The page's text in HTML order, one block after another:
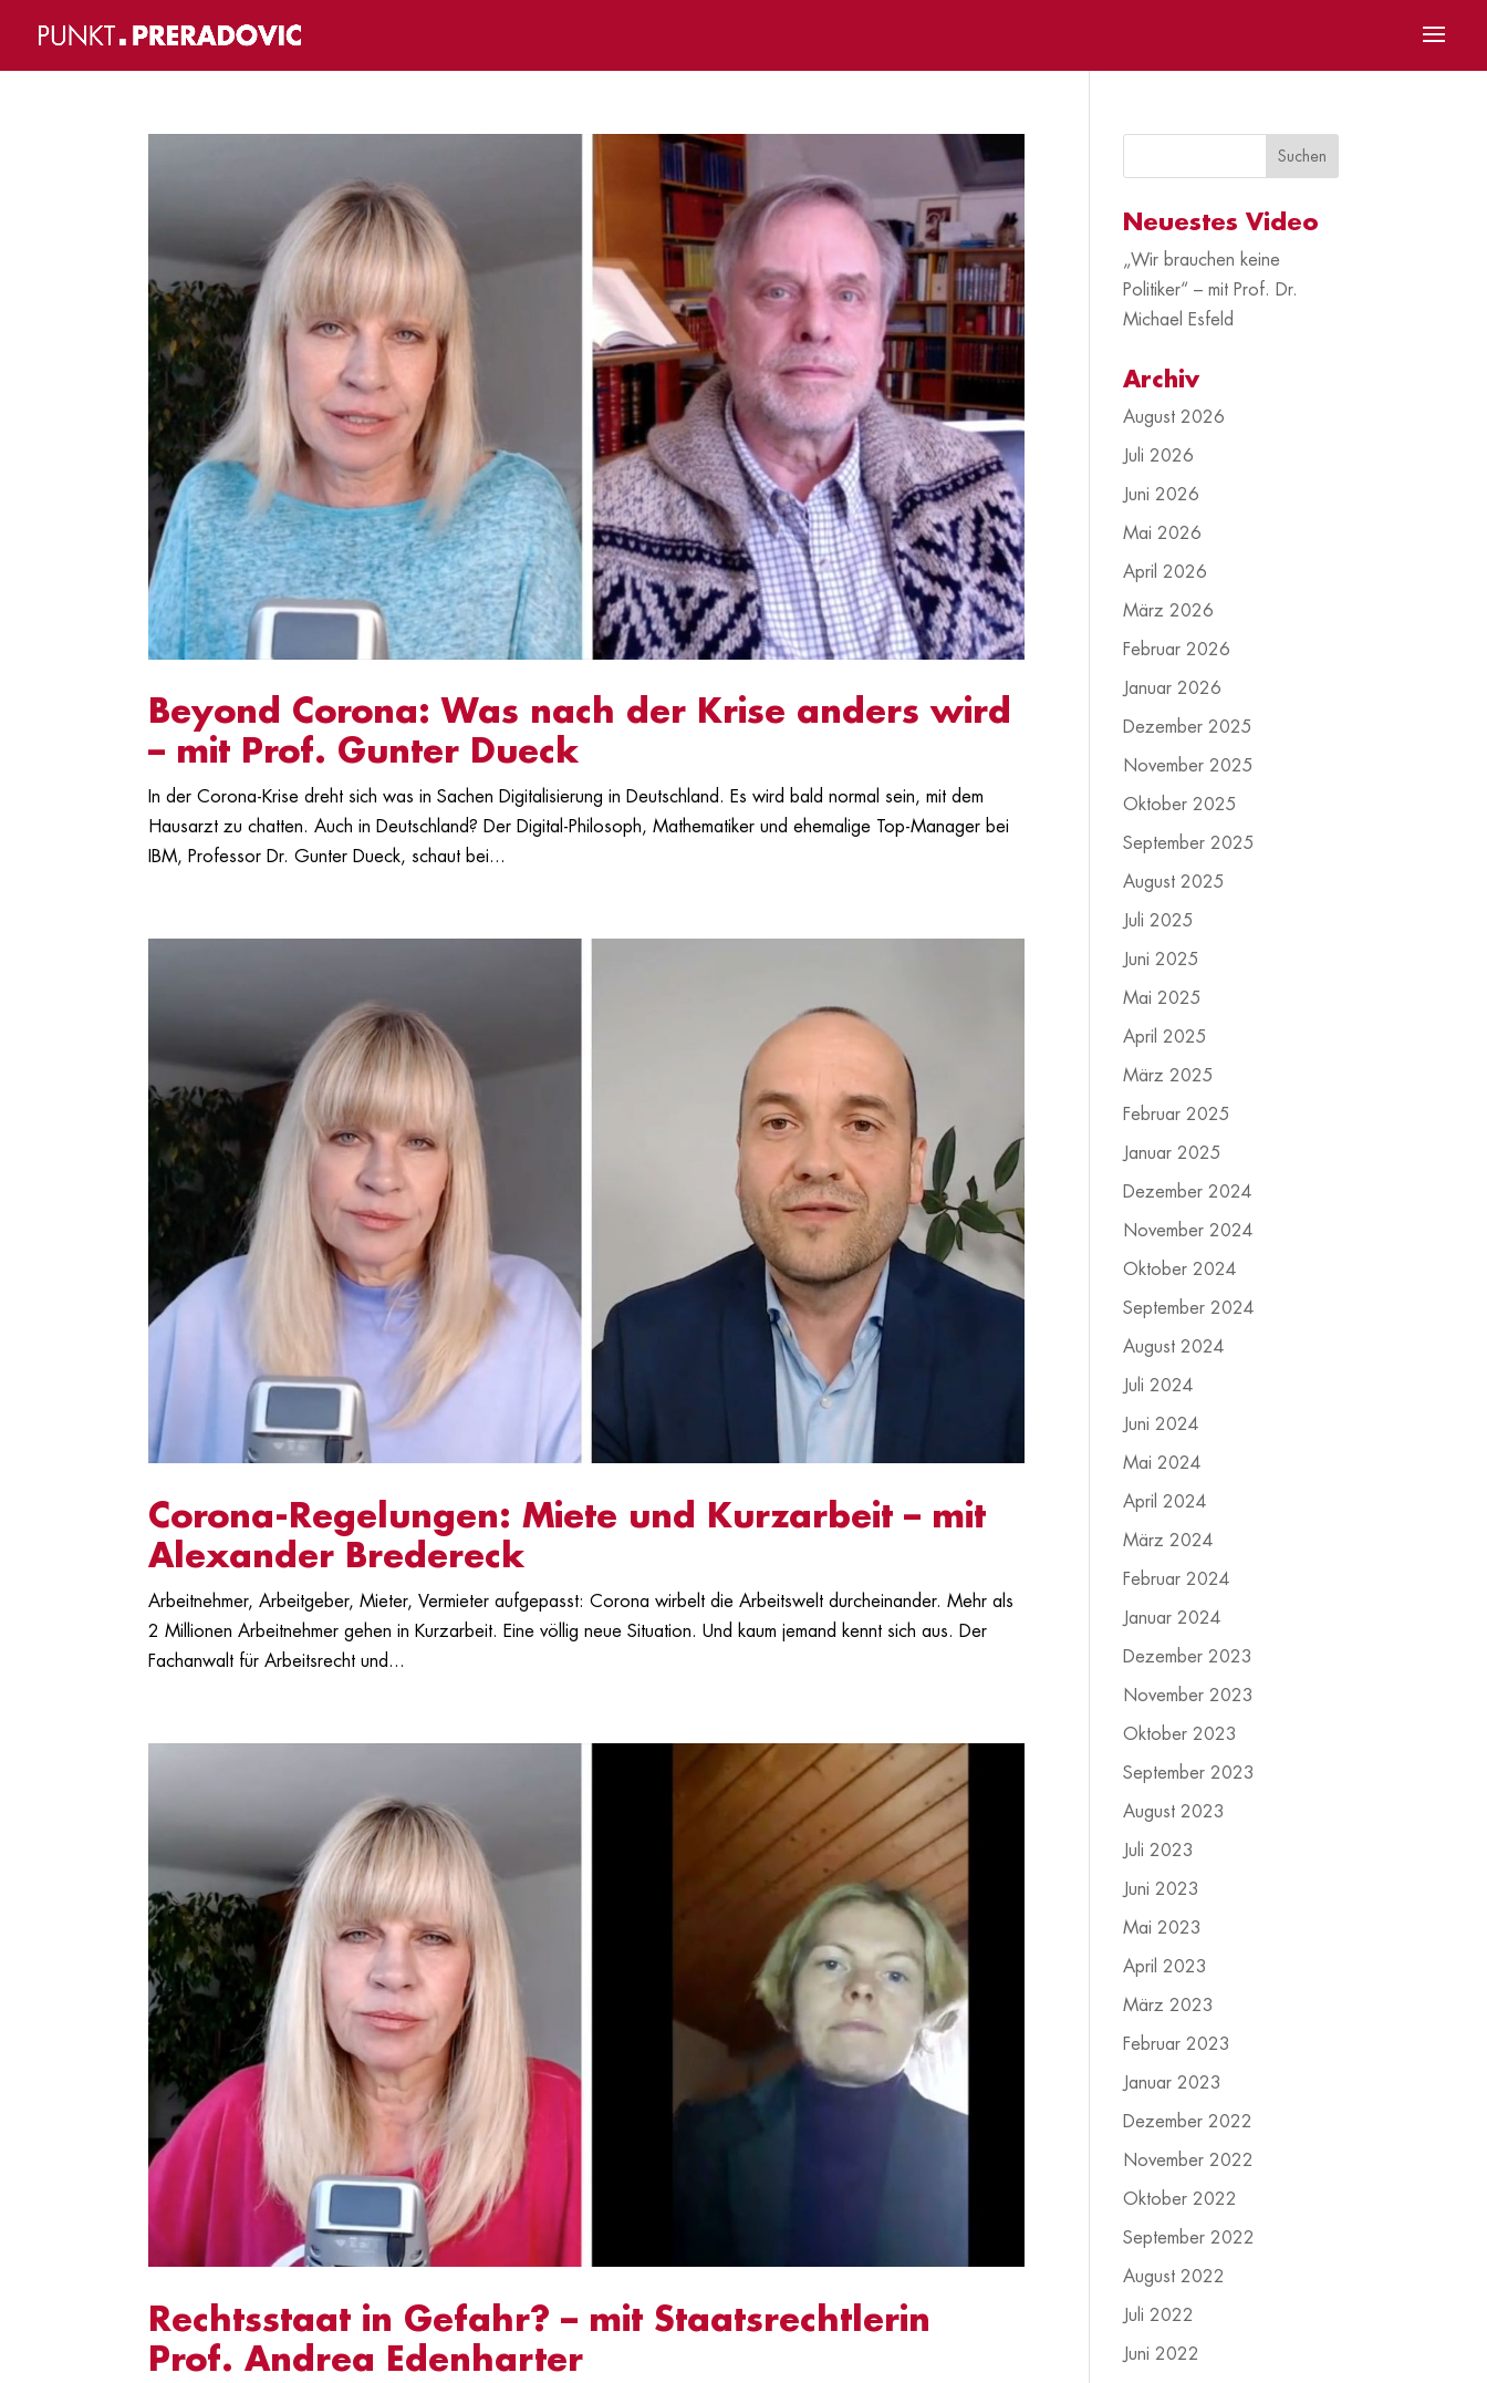
Beyond Corona: Was nach der Krise anders wird
– mit Prof. Gunter Dueck
In der Corona-Krise dreht sich was in Sachen Digitalisierung in Deutschland. Es wird bald normal sein, mit dem
Hausarzt zu chatten. Auch in Deutschland? Der Digital-Philosoph, Mathematiker und ehemalige Top-Manager bei
IBM, Professor Dr. Gunter Dueck, schaut bei...
Corona-Regelungen: Miete und Kurzarbeit – mit
Alexander Bredereck
Arbeitnehmer, Arbeitgeber, Mieter, Vermieter aufgepasst: Corona wirbelt die Arbeitswelt durcheinander. Mehr als
2 Millionen Arbeitnehmer gehen in Kurzarbeit. Eine völlig neue Situation. Und kaum jemand kennt sich aus. Der
Fachanwalt für Arbeitsrecht und...
Rechtsstaat in Gefahr? – mit Staatsrechtlerin
Prof. Andrea Edenharter
Neuestes Video
„Wir brauchen keine
Politiker“ – mit Prof. Dr.
Michael Esfeld
Archiv
August 2026
Juli 2026
Juni 2026
Mai 2026
April 2026
März 2026
Februar 2026
Januar 2026
Dezember 2025
November 2025
Oktober 2025
September 2025
August 2025
Juli 2025
Juni 2025
Mai 2025
April 2025
März 2025
Februar 2025
Januar 2025
Dezember 2024
November 2024
Oktober 2024
September 2024
August 2024
Juli 2024
Juni 2024
Mai 2024
April 2024
März 2024
Februar 2024
Januar 2024
Dezember 2023
November 2023
Oktober 2023
September 2023
August 2023
Juli 2023
Juni 2023
Mai 2023
April 2023
März 2023
Februar 2023
Januar 2023
Dezember 2022
November 2022
Oktober 2022
September 2022
August 2022
Juli 2022
Juni 2022